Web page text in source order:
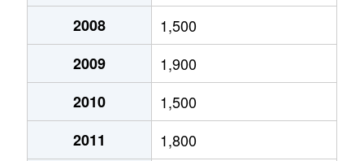
2008
1,500
2009
1,900
2010
1,500
2011
1,800